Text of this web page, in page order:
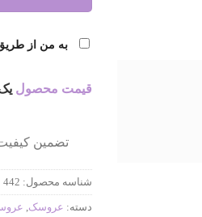
به من از
قیمت محصول
تضمین
شناسه محصول: 442
دسته: عروسک